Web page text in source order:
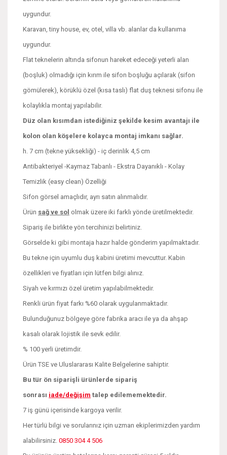
uygundur.
Karavan, tiny house, ev, otel, villa vb. alanlar da kullanıma
uygundur.
Flat teknelerin altında sifonun hareket edeceği yeterli alan
(boşluk) olmadığı için kırım ile sifon boşluğu açılarak (sifon
gömülerek), körüklü özel (kısa taslı) flat duş teknesi sifonu ile
kolaylıkla montaj yapılabilir.
Düz olan kısımdan istediğiniz şekilde kesim avantajı ile
kolon olan köşelere kolayca montaj imkanı sağlar.
h. 7 cm (tekne yüksekliği) - iç derinlik 4,5 cm
Antibakteriyel -Kaymaz Tabanlı - Ekstra Dayanıklı - Kolay
Temizlik (easy clean) Özelliği
Sifon görsel amaçlıdır, ayrı satın alınmalıdır.
Ürün sağ ve sol olmak üzere iki farklı yönde üretilmektedir.
Sipariş ile birlikte yön tercihinizi belirtiniz.
Görselde ki gibi montaja hazır halde gönderim yapılmaktadır.
Bu tekne için uyumlu duş kabini üretimi mevcuttur. Kabin
özellikleri ve fiyatları için lütfen bilgi alınız.
Siyah ve kırmızı özel üretim yapılabilmektedir.
Renkli ürün fiyat farkı %60 olarak uygulanmaktadır.
Bulunduğunuz bölgeye göre fabrika aracı ile ya da ahşap
kasalı olarak lojistik ile sevk edilir.
% 100 yerli üretimdir.
Ürün TSE ve Uluslararası Kalite Belgelerine sahiptir.
Bu tür ön siparişli ürünlerde sipariş
sonrası iade/değişim talep edilememektedir.
7 iş günü içerisinde kargoya verilir.
Her türlü bilgi ve sorularınız için uzman ekiplerimizden yardım
alabilirsiniz. 0850 304 4 506